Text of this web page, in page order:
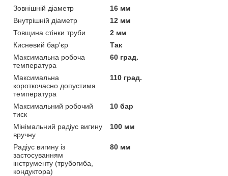
Зовнішній діаметр
16 мм
Внутрішній діаметр
12 мм
Товщина стінки труби
2 мм
Кисневий бар'єр
Так
Максимальна робоча
температура
60 град.
Максимальна
короткочасно допустима
температура
110 град.
Максимальний робочий
тиск
10 бар
Мінімальний радіус вигину
вручну
100 мм
Радіус вигину із
застосуванням
інструменту (трубогиба,
кондуктора)
80 мм